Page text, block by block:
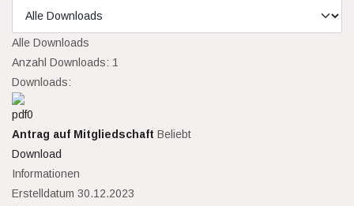
Alle Downloads
Anzahl Downloads: 1
Downloads:
Antrag auf Mitgliedschaft Beliebt
Download
Informationen
Erstelldatum 30.12.2023